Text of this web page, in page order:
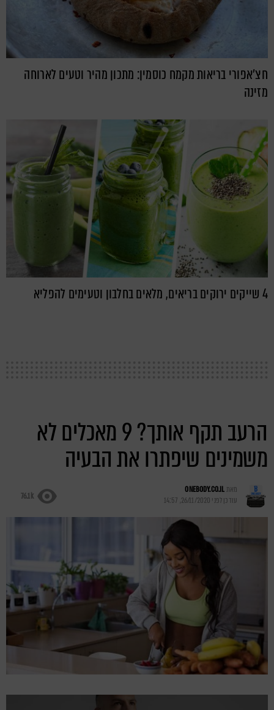
חצ'אפורי בריאות מקמח כוסמין: מתכון מהיר וטעים לארוחה
מזינה
4 שייקים ירוקים בריאים, מלאים בחלבון וטעימים להפליא
הרעב תקף אותך? 9 מאכלים לא
משמינים שיפתרו את הבעיה
מאתONEBODY.CO.IL
עודכן לפני 26/11/2020, 14:57
76.1k